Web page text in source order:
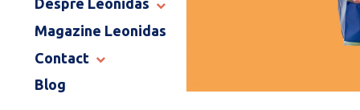
END OF SCHOOL
Despre Leonidas
POVESTEA LEONIDAS
CATALOG PAȘTE 2026
Magazine Leonidas
Contact
MAGAZINE LEONIDAS
Blog